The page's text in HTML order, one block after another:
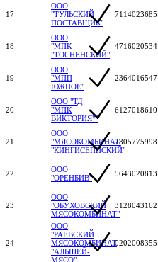
17
ООО
"ТУЛЬСКИЙ
ПОСТАВЩИК"
7114023685
18
ООО
"МПК
"ТОСНЕНСКИЙ"
4716020534
19
ООО
"МПП
ЮЖНОЕ"
2364016547
20
ООО "ТД
"МПК
ВИКТОРИЯ""
6127018610
21
ООО
"МЯСОКОМБИНАТ
"КИНГИСЕППСКИЙ"
7805775998
22
ООО
"ОРЕНБИВ"
5643020813
23
ООО
"ОБУХОВСКИЙ
МЯСОКОМБИНАТ"
3128043162
24
ООО
"РАЕВСКИЙ
МЯСОКОМБИНАТ
"АЛЬШЕЙ-
МЯСО"
0202008355